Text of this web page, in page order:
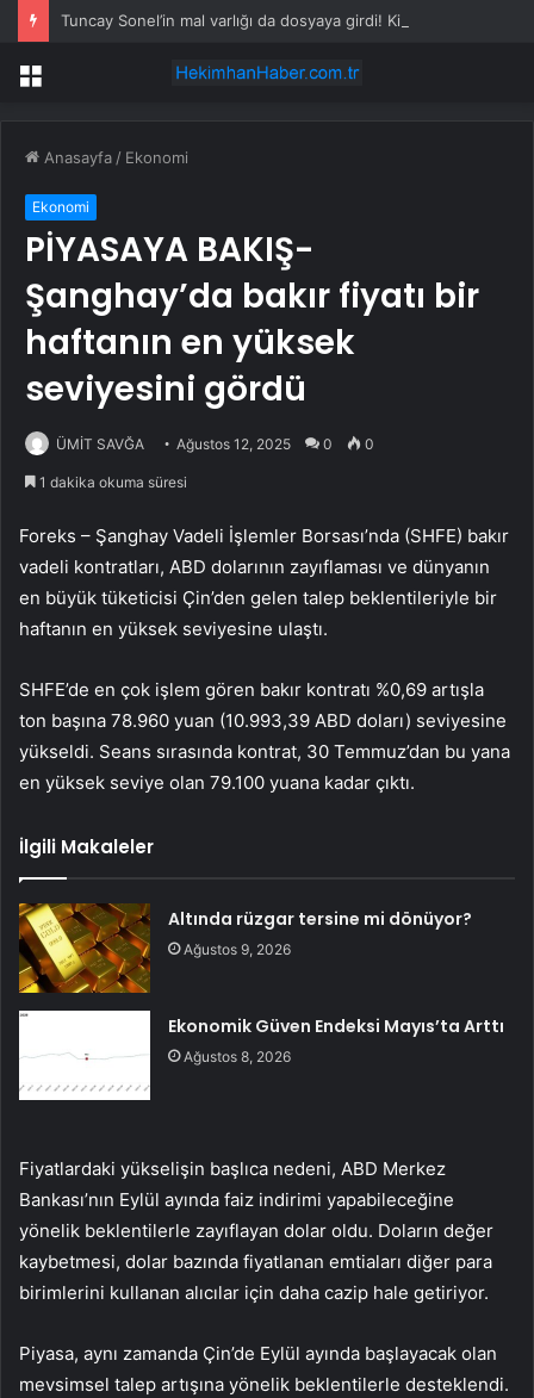
Menü
Anasayfa / Ekonomi
Ekonomi
PİYASAYA BAKIŞ-
Şanghay’da bakır fiyatı bir
haftanın en yüksek
seviyesini gördü
ÜMİT SAVĞA Ağustos 12, 2025 0 0
1 dakika okuma süresi
Foreks – Şanghay Vadeli İşlemler Borsası’nda (SHFE) bakır
vadeli kontratları, ABD dolarının zayıflaması ve dünyanın
en büyük tüketicisi Çin’den gelen talep beklentileriyle bir
haftanın en yüksek seviyesine ulaştı.
SHFE’de en çok işlem gören bakır kontratı %0,69 artışla
ton başına 78.960 yuan (10.993,39 ABD doları) seviyesine
yükseldi. Seans sırasında kontrat, 30 Temmuz’dan bu yana
en yüksek seviye olan 79.100 yuana kadar çıktı.
İlgili Makaleler
Altında rüzgar tersine mi dönüyor?
Ağustos 9, 2026
Ekonomik Güven Endeksi Mayıs’ta Arttı
Ağustos 8, 2026
Fiyatlardaki yükselişin başlıca nedeni, ABD Merkez
Bankası’nın Eylül ayında faiz indirimi yapabileceğine
yönelik beklentilerle zayıflayan dolar oldu. Doların değer
kaybetmesi, dolar bazında fiyatlanan emtiaları diğer para
birimlerini kullanan alıcılar için daha cazip hale getiriyor.
Piyasa, aynı zamanda Çin’de Eylül ayında başlayacak olan
mevsimsel talep artışına yönelik beklentilerle desteklendi.